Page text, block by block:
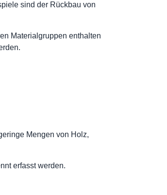
sind der Rückbau von
Materialgruppen enthalten
Mengen von Holz,
erfasst werden.